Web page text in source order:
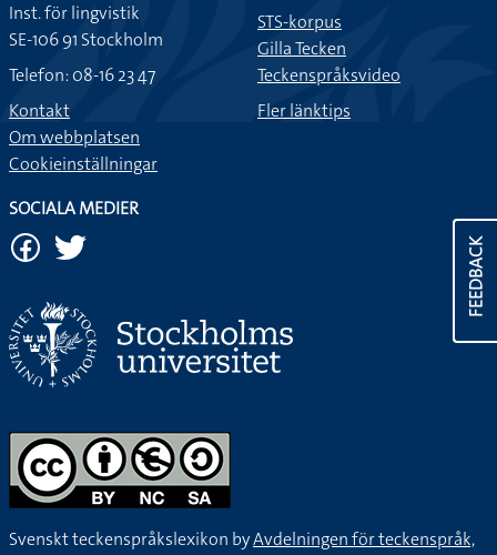
FEEDBACK
Inst. för lingvistik
SE-106 91 Stockholm
Telefon: 08-16 23 47
Kontakt
Om webbplatsen
Cookieinställningar
STS-korpus
Gilla Tecken
Teckenspråksvideo
Fler länktips
SOCIALA MEDIER
Svenskt teckenspråkslexikon byAvdelningen för teckenspråk,